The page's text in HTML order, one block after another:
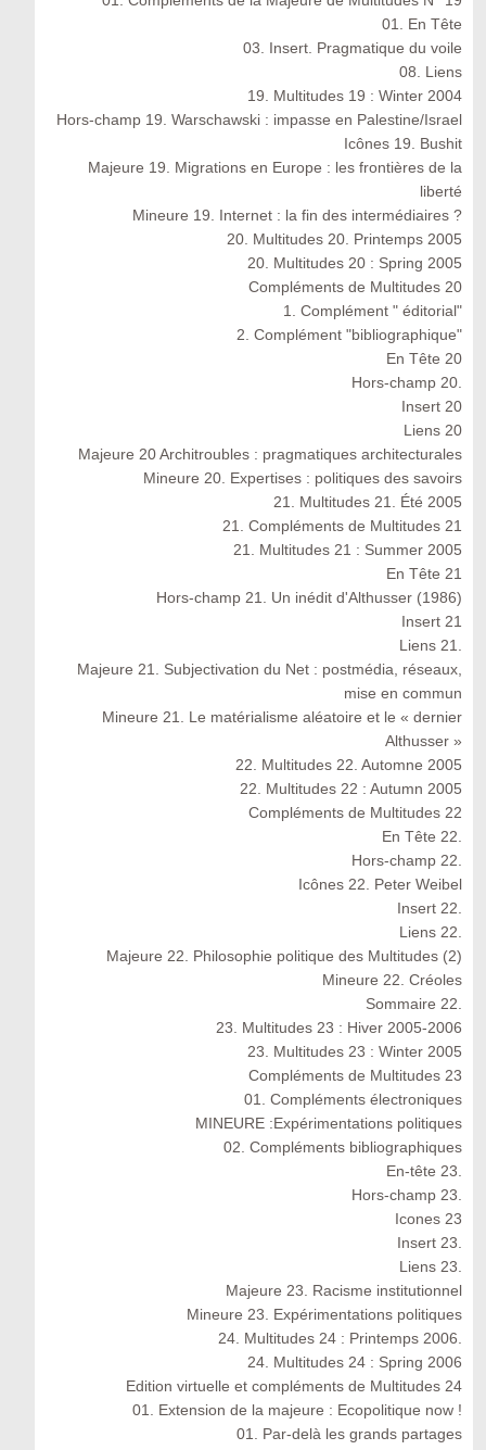
01. En Tête
03. Insert. Pragmatique du voile
08. Liens
19. Multitudes 19 : Winter 2004
Hors-champ 19. Warschawski : impasse en Palestine/Israel
Icônes 19. Bushit
Majeure 19. Migrations en Europe : les frontières de la
liberté
Mineure 19. Internet : la fin des intermédiaires ?
20. Multitudes 20. Printemps 2005
20. Multitudes 20 : Spring 2005
Compléments de Multitudes 20
1. Complément " éditorial"
2. Complément "bibliographique"
En Tête 20
Hors-champ 20.
Insert 20
Liens 20
Majeure 20 Architroubles : pragmatiques architecturales
Mineure 20. Expertises : politiques des savoirs
21. Multitudes 21. Été 2005
21. Compléments de Multitudes 21
21. Multitudes 21 : Summer 2005
En Tête 21
Hors-champ 21. Un inédit d'Althusser (1986)
Insert 21
Liens 21.
Majeure 21. Subjectivation du Net : postmédia, réseaux,
mise en commun
Mineure 21. Le matérialisme aléatoire et le « dernier
Althusser »
22. Multitudes 22. Automne 2005
22. Multitudes 22 : Autumn 2005
Compléments de Multitudes 22
En Tête 22.
Hors-champ 22.
Icônes 22. Peter Weibel
Insert 22.
Liens 22.
Majeure 22. Philosophie politique des Multitudes (2)
Mineure 22. Créoles
Sommaire 22.
23. Multitudes 23 : Hiver 2005-2006
23. Multitudes 23 : Winter 2005
Compléments de Multitudes 23
01. Compléments électroniques
MINEURE :Expérimentations politiques
02. Compléments bibliographiques
En-tête 23.
Hors-champ 23.
Icones 23
Insert 23.
Liens 23.
Majeure 23. Racisme institutionnel
Mineure 23. Expérimentations politiques
24. Multitudes 24 : Printemps 2006.
24. Multitudes 24 : Spring 2006
Edition virtuelle et compléments de Multitudes 24
01. Extension de la majeure : Ecopolitique now !
01. Par-delà les grands partages